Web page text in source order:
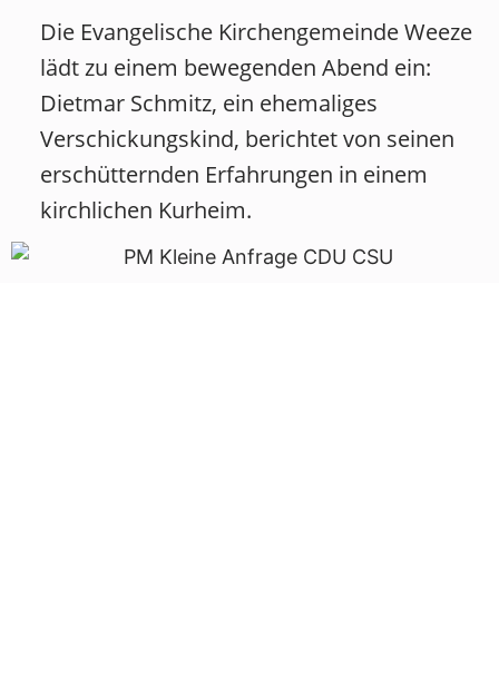
Die Evangelische Kirchengemeinde Weeze
lädt zu einem bewegenden Abend ein:
Dietmar Schmitz, ein ehemaliges
Verschickungskind, berichtet von seinen
erschütternden Erfahrungen in einem
kirchlichen Kurheim.